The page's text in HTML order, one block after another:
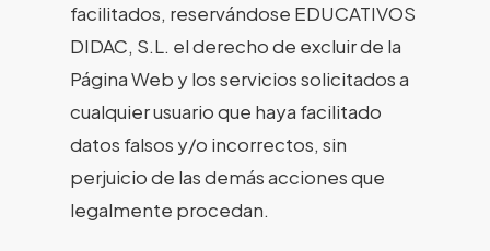
facilitados, reservándose EDUCATIVOS
DIDAC, S.L. el derecho de excluir de la
Página Web y los servicios solicitados a
cualquier usuario que haya facilitado
datos falsos y/o incorrectos, sin
perjuicio de las demás acciones que
legalmente procedan.